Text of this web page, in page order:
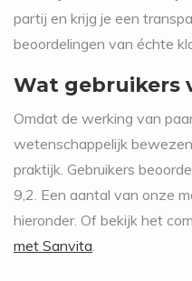
partij en krijg je een
beoordelingen van échte
Wat gebruikers
Omdat de werking van
wetenschappelijk
praktijk. Gebruikers
9,2. Een aantal van onze
hieronder. Of bekijk het
met Sanvita.